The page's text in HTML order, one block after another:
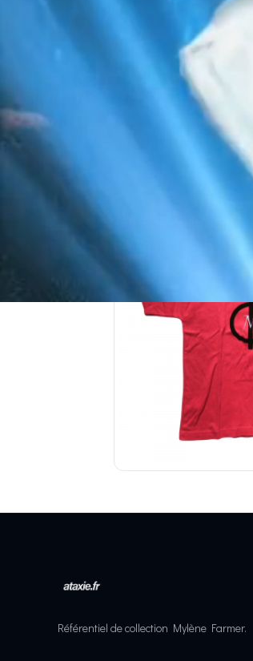
Impression velour
Référentiel de collection Mylène Farmer.